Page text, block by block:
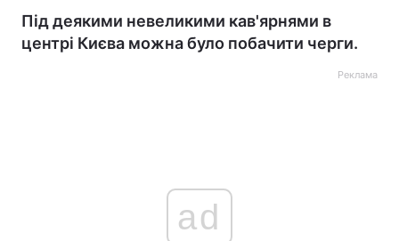
Під деякими невеликими кав'ярнями в
центрі Києва можна було побачити черги.
Реклама
ad